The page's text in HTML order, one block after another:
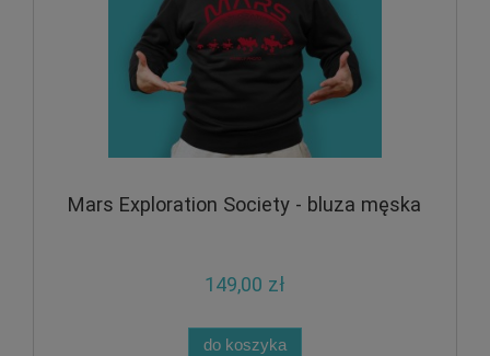
Mars Exploration Society - bluza męska
149,00 zł
do koszyka